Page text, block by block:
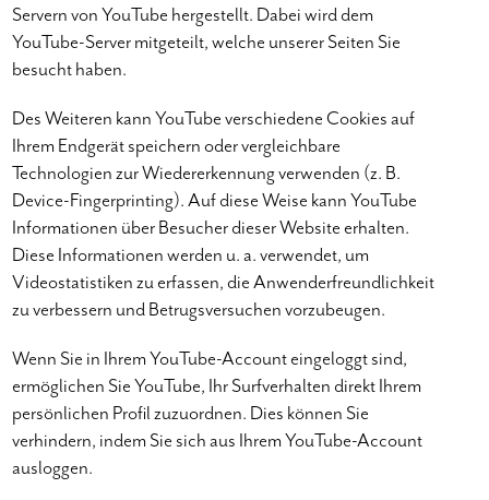
Servern von YouTube hergestellt. Dabei wird dem
YouTube-Server mitgeteilt, welche unserer Seiten Sie
besucht haben.
Des Weiteren kann YouTube verschiedene Cookies auf
Ihrem Endgerät speichern oder vergleichbare
Technologien zur Wiedererkennung verwenden (z. B.
Device-Fingerprinting). Auf diese Weise kann YouTube
Informationen über Besucher dieser Website erhalten.
Diese Informationen werden u. a. verwendet, um
Videostatistiken zu erfassen, die Anwenderfreundlichkeit
zu verbessern und Betrugsversuchen vorzubeugen.
Wenn Sie in Ihrem YouTube-Account eingeloggt sind,
ermöglichen Sie YouTube, Ihr Surfverhalten direkt Ihrem
persönlichen Profil zuzuordnen. Dies können Sie
verhindern, indem Sie sich aus Ihrem YouTube-Account
ausloggen.